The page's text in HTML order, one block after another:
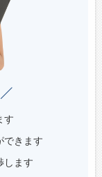
す
できます
します